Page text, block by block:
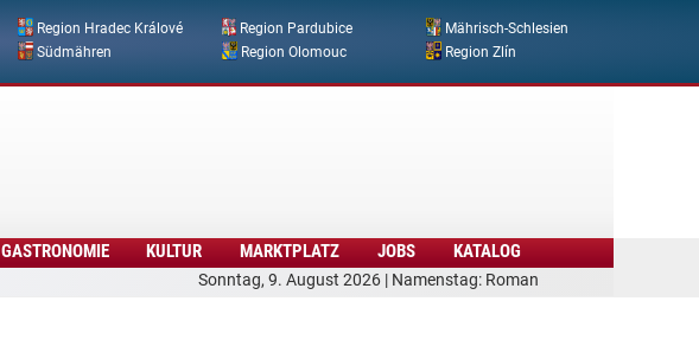
Region Hradec Králové Region Pardubice
Mährisch-Schlesien
Südmähren Region Olomouc Region Zlín
Sonntag, 9. August 2026 | Namenstag: Roman
GASTRONOMIE KULTUR MARKTPLATZ JOBS KATALOG